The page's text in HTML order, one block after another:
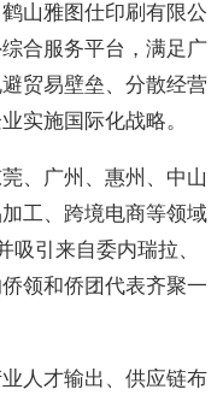
山雅图仕印刷有限公
合服务平台，满足广
贸易壁垒、分散经营
实施国际化战略。
、广州、惠州、中山
工、跨境电商等领域
吸引来自委内瑞拉、
领和侨团代表齐聚一
人才输出、供应链布